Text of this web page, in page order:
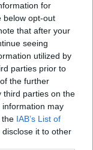
for
below opt-out
that after your
seeing
utilized by
parties prior to
the further
third parties on the
information may
the IAB’s List of
it to other
Autamme sekä
käytännön